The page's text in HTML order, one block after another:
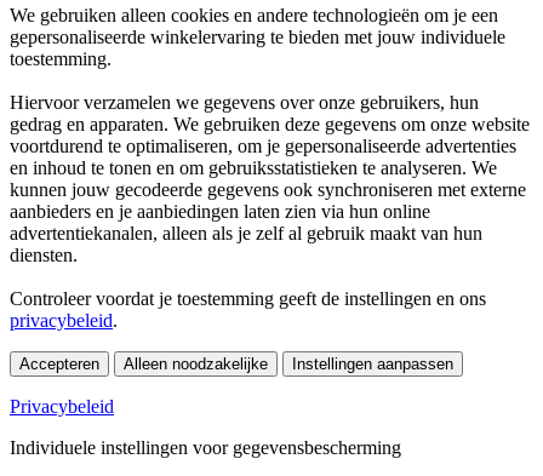
We gebruiken alleen cookies en andere technologieën om je een
gepersonaliseerde winkelervaring te bieden met jouw individuele
toestemming.
Hiervoor verzamelen we gegevens over onze gebruikers, hun
gedrag en apparaten. We gebruiken deze gegevens om onze website
voortdurend te optimaliseren, om je gepersonaliseerde advertenties
en inhoud te tonen en om gebruiksstatistieken te analyseren. We
kunnen jouw gecodeerde gegevens ook synchroniseren met externe
aanbieders en je aanbiedingen laten zien via hun online
advertentiekanalen, alleen als je zelf al gebruik maakt van hun
diensten.
Controleer voordat je toestemming geeft de instellingen en ons
privacybeleid.
Accepteren Alleen noodzakelijke Instellingen aanpassen
Privacybeleid
Individuele instellingen voor gegevensbescherming